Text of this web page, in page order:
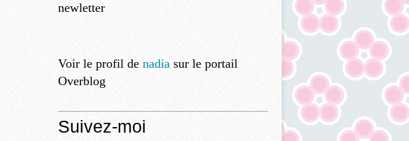
newletter
Voir le profil de nadia sur le portail
Overblog
Suivez-moi